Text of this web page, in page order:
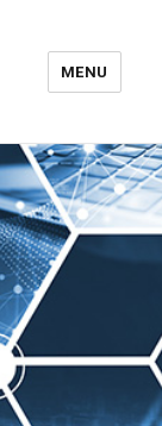
Hubert
MENU